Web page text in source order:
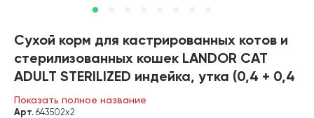
Сухой корм для кастрированных котов и
стерилизованных кошек LANDOR CAT
ADULT STERILIZED индейка, утка (0,4 + 0,4
кг)
Показать полное название
Арт. 643502х2